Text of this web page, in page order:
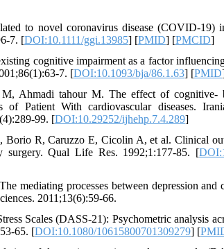
to novel coronavirus disease (COVID‐19)
7. [DOI:10.1111/ggi.13985] [PMID] [PMCID]
cognitive impairment as a factor
7. [DOI:10.1093/bja/86.1.63] [PMID
Ahmadi tahour M. The effect of cognitive-
of Patient With cardiovascular diseases.
99. [DOI:10.29252/ijhehp.7.4.289]
Borio R, Caruzzo E, Cicolin A, et al. Clinical
surgery. Qual Life Res. 1992;1:177-85. [
mediating processes between depression and
2011;13(6):59-66.
Scales (DASS-21): Psychometric analysis
65. [DOI:10.1080/10615800701309279] [